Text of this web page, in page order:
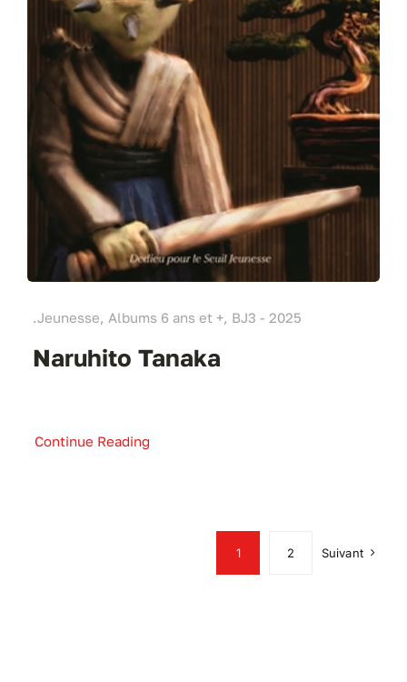
.Jeunesse, Albums 6 ans et +, BJ3 - 2025
Naruhito Tanaka
Continue Reading
1 2 Suivant